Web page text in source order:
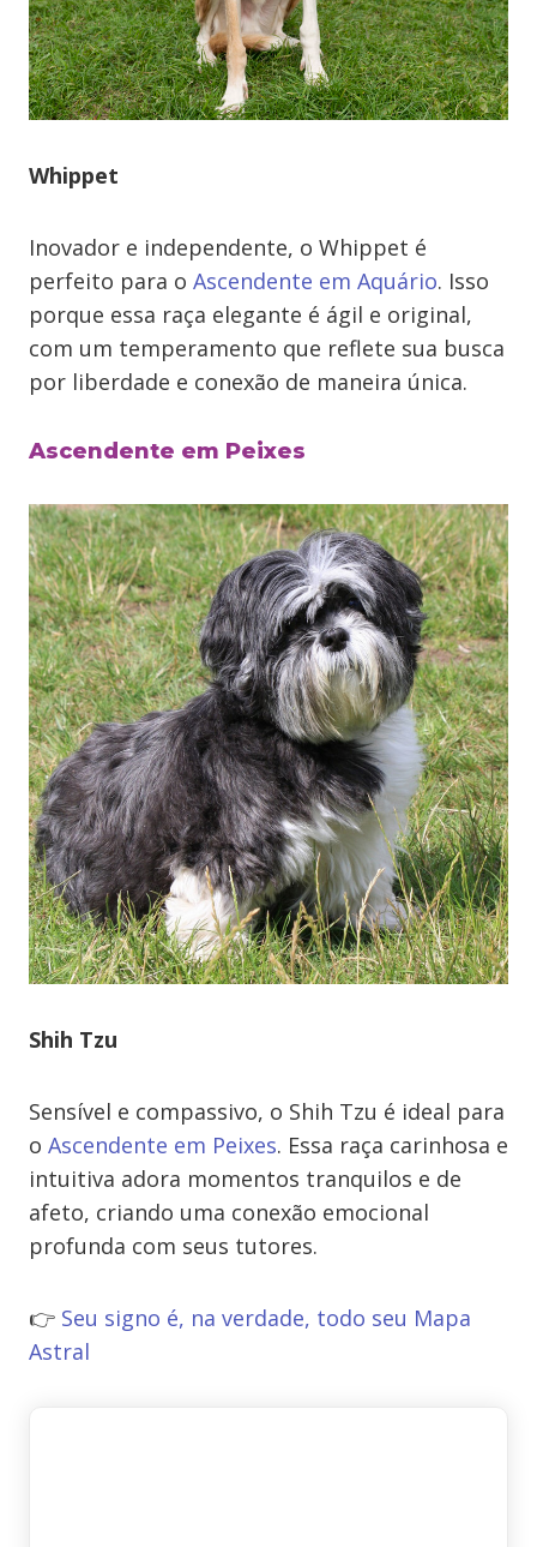
Whippet
Inovador e independente, o Whippet é
perfeito para o Ascendente em Aquário. Isso
porque essa raça elegante é ágil e original,
com um temperamento que reflete sua busca
por liberdade e conexão de maneira única.
Ascendente em Peixes
Shih Tzu
Sensível e compassivo, o Shih Tzu é ideal para
o Ascendente em Peixes. Essa raça carinhosa e
intuitiva adora momentos tranquilos e de
afeto, criando uma conexão emocional
profunda com seus tutores.
👉 Seu signo é, na verdade, todo seu Mapa
Astral